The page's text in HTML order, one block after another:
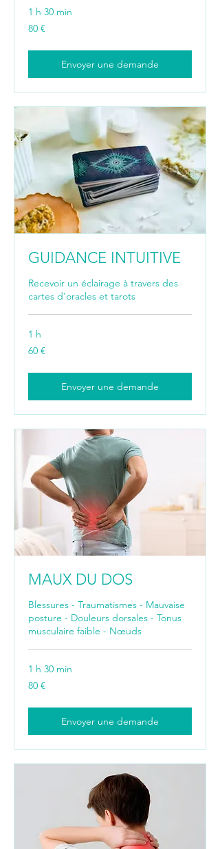
1 h 30 min
80
euros
80 €
Envoyer une demande
GUIDANCE INTUITIVE
Recevoir un éclairage à travers des
cartes d'oracles et tarots
1 h
60
euros
60 €
Envoyer une demande
MAUX DU DOS
Blessures - Traumatismes - Mauvaise
posture - Douleurs dorsales - Tonus
musculaire faible - Nœuds
1 h 30 min
80
euros
80 €
Envoyer une demande